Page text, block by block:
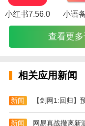
小红书7.56.0 小语
查看更
相关应用新闻
新闻 【剑网1:回归】
新闻 网易真战撤离新